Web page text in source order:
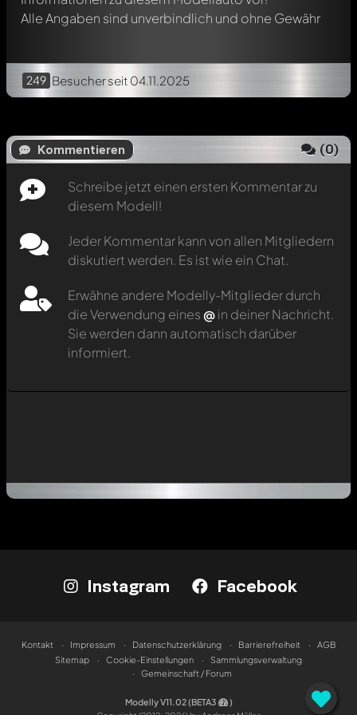
Alle Angaben sind unverbindlich und ohne Gewähr
249 Besucherseit 04.11.2025
Kommentieren (0)
Schreibe jetzt einen ersten Kommentar zu
diesem Modell!
Jeder Kommentar kann von allen Mitgliedern
diskutiert werden. Es ist wie ein Chat.
Erwähne andere Modelly-Mitglieder durch
die Verwendung eines @in deiner Nachricht.
Sie werden dann automatisch darüber
informiert.
Instagram Facebook
Kontakt Impressum Datenschutzerklärung Barrierefreiheit
AGB
Sitemap
Cookie-Einstellungen
Sammlungsverwaltung
Gemeinschaft / Forum
Modelly V11.02 (BETA3
)